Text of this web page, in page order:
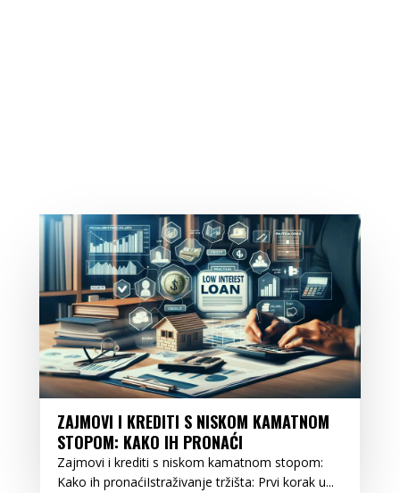
ZAJMOVI I KREDITI S NISKOM KAMATNOM
STOPOM: KAKO IH PRONAĆI
Zajmovi i krediti s niskom kamatnom stopom:
Kako ih pronaćiIstraživanje tržišta: Prvi korak u...